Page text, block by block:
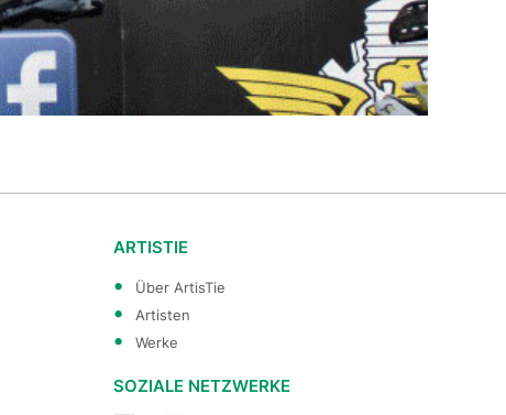
ARTISTIE
Über ArtisTie
Artisten
Werke
SOZIALE NETZWERKE